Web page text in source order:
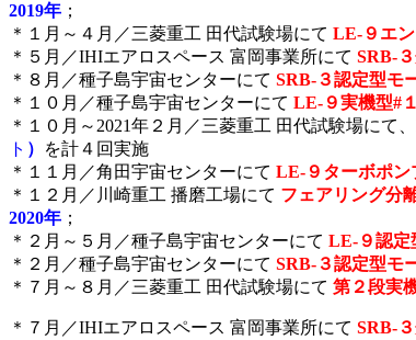
2019年 ；
＊１月～４月／三菱重工 田代試験場にて LE-９エ
＊５月／IHIエアロスペース 富岡事業所にて SRB-
＊８月／種子島宇宙センターにて SRB-３認定型モ
＊１０月／種子島宇宙センターにて LE-９実機型#
＊１０月～2021年２月／三菱重工 田代試験場にて、
ト ）
を計４回実施
＊１１月／角田宇宙センターにて LE-９ターボポン
＊１２月／川崎重工 播磨工場にて フェアリング分
2020年 ；
＊２月～５月／種子島宇宙センターにて LE-９認定
＊２月／種子島宇宙センターにて SRB-３認定型モ
＊７月～８月／三菱重工 田代試験場にて 第２段実
＊７月／IHIエアロスペース 富岡事業所にて SRB-